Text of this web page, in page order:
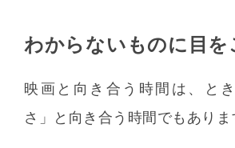
わからないものに目を
映画と向き合う時間は、と
さ」と向き合う時間でもありま